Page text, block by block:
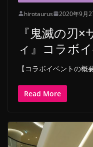
hirotaurus 2020年9月
『鬼滅の刃
ィ』コラボ
【コラボイベントの概
Read More